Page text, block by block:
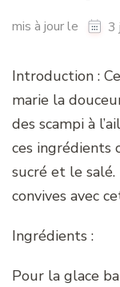
mis à jour le 3
Introduction :
marie la
des scampi à
ces ingrédients
sucré et le salé.
convives avec
Ingrédients :
Pour la glace